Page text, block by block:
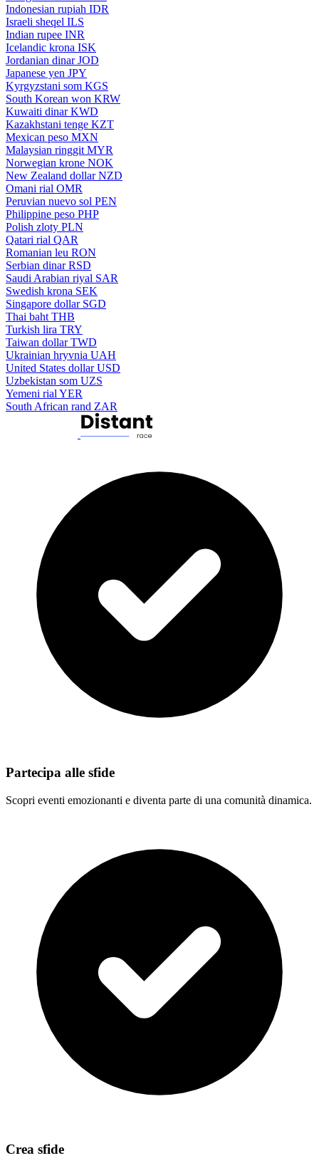
Indonesian rupiah IDR
Israeli sheqel ILS
Indian rupee INR
Icelandic krona ISK
Jordanian dinar JOD
Japanese yen JPY
Kyrgyzstani som KGS
South Korean won KRW
Kuwaiti dinar KWD
Kazakhstani tenge KZT
Mexican peso MXN
Malaysian ringgit MYR
Norwegian krone NOK
New Zealand dollar NZD
Omani rial OMR
Peruvian nuevo sol PEN
Philippine peso PHP
Polish zloty PLN
Qatari rial QAR
Romanian leu RON
Serbian dinar RSD
Saudi Arabian riyal SAR
Swedish krona SEK
Singapore dollar SGD
Thai baht THB
Turkish lira TRY
Taiwan dollar TWD
Ukrainian hryvnia UAH
United States dollar USD
Uzbekistan som UZS
Yemeni rial YER
South African rand ZAR
Partecipa alle sfide
Scopri eventi emozionanti e diventa parte di una comunità dinamica.
Crea sfide